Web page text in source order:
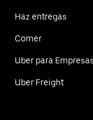
Haz entregas
Comer
Uber para Empresas
Uber Freight